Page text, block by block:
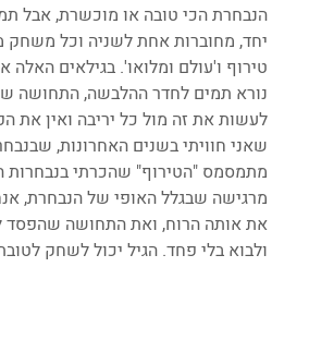
הנבחרת הכי טובה או מוכשרת, אבל
יחד, מחוברות אחת לשניה וכל משחק
טירוף ו'עולם ומלואו'. בגילאים האלה
נורא תמים לחדר ההלבשה, התחושה
לעשות את זה מול כל יריבה ואין את
שאני חוויתי בשנים האחרונות,
מתמסמס "הטירוף" שהכרתי בנבחרות
מרגישה שבגלל האופי של הנבחרת,
את אותה הרוח, ואת התחושה שהפסד
ולבוא בלי פחד. הגיל יכול לשחק